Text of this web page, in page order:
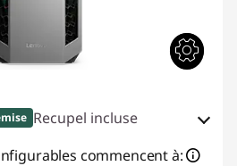
Recupel incluse
en ligne :-€315,22
commencent à: